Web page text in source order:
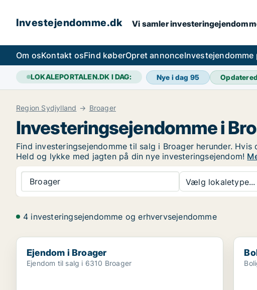
Investejendomme.dk Vi samler
Om osKontakt osFind køberOpret annonce
LOKALEPORTALEN.DK I DAG: Nye i dag 95
Region Sydjylland Broager
Investeringsejendomme i
Find investeringsejendomme til salg i Broager herunder.
Held og lykke med jagten på din nye investeringsejendom!
Broager Vælg lokaletype...
4 investeringsejendomme og erhvervsejendomme
Ejendom i Broager
Ejendom i Broager
Ejendom til salg i 6310 Broager